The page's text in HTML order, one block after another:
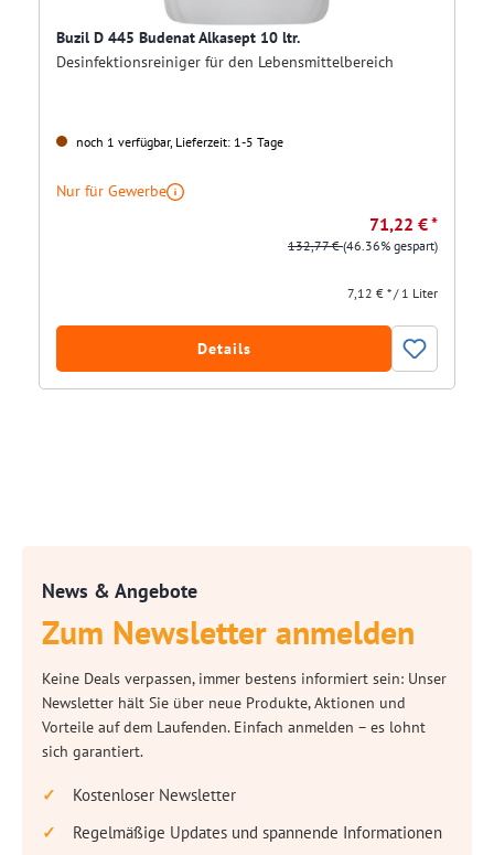
Buzil D 445 Budenat Alkasept 10 ltr.
Desinfektionsreiniger für den Lebensmittelbereich
noch 1 verfügbar, Lieferzeit: 1-5 Tage
Nur für Gewerbe
71,22 € *
132,77 €(46.36% gespart)
7,12 € * / 1 Liter
Details
News & Angebote
Zum Newsletter anmelden
Keine Deals verpassen, immer bestens informiert sein: Unser
Newsletter hält Sie über neue Produkte, Aktionen und
Vorteile auf dem Laufenden. Einfach anmelden – es lohnt
sich garantiert.
Kostenloser Newsletter
Regelmäßige Updates und spannende Informationen